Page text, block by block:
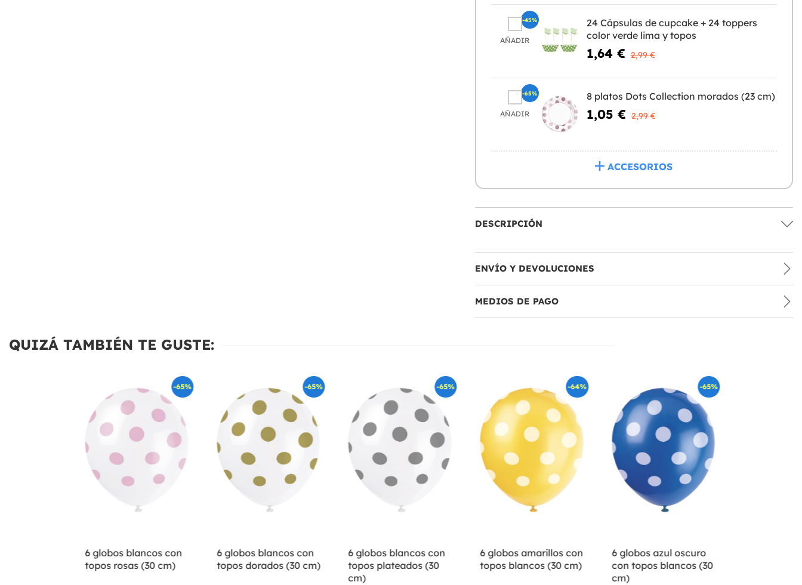
AÑADIR
24 Cápsulas de cupcake + 24 toppers
color verde lima y topos
1,64 € 2,99 €
-45%
AÑADIR
8 platos Dots Collection morados (23 cm)
1,05 € 2,99 €
-65%
ACCESORIOS
DESCRIPCIÓN
ENVÍO Y DEVOLUCIONES
MEDIOS DE PAGO
QUIZÁ TAMBIÉN TE GUSTE:
-65%
6 globos blancos con
topos rosas (30 cm)
-65%
6 globos blancos con
topos dorados (30 cm)
-65%
6 globos blancos con
topos plateados (30
cm)
-64%
6 globos amarillos con
topos blancos (30 cm)
-65%
6 globos azul oscuro
con topos blancos (30
cm)